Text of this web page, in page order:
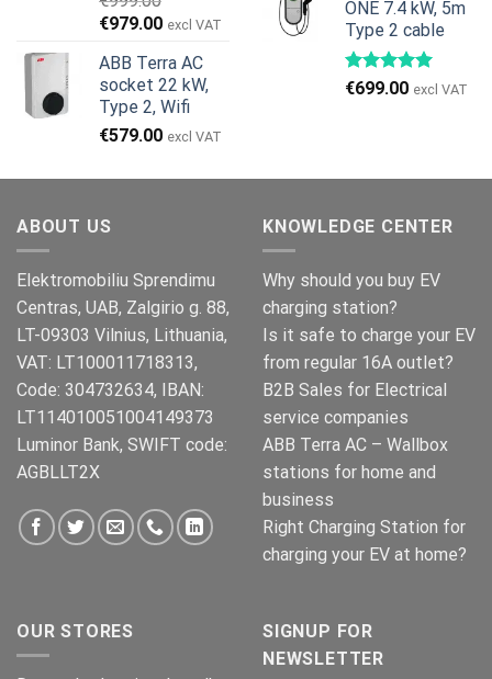
Den
pris
var:
€999.00.
€979.00Den
pris
er:
€979.00.
excl VAT
ABB Terra AC
socket 22 kW,
Type 2, Wifi
€579.00 excl VAT
ONE 7.4 kW, 5m
Type 2 cable
€699.00 excl VAT
ABOUT US
Elektromobiliu Sprendimu
Centras, UAB, Zalgirio g. 88,
LT-09303 Vilnius, Lithuania,
VAT: LT100011718313,
Code: 304732634, IBAN:
LT114010051004149373
Luminor Bank, SWIFT code:
AGBLLT2X
KNOWLEDGE CENTER
Why should you buy EV
charging station?
Is it safe to charge your EV
from regular 16A outlet?
B2B Sales for Electrical
service companies
ABB Terra AC – Wallbox
stations for home and
business
Right Charging Station for
charging your EV at home?
OUR STORES
SIGNUP FOR
NEWSLETTER